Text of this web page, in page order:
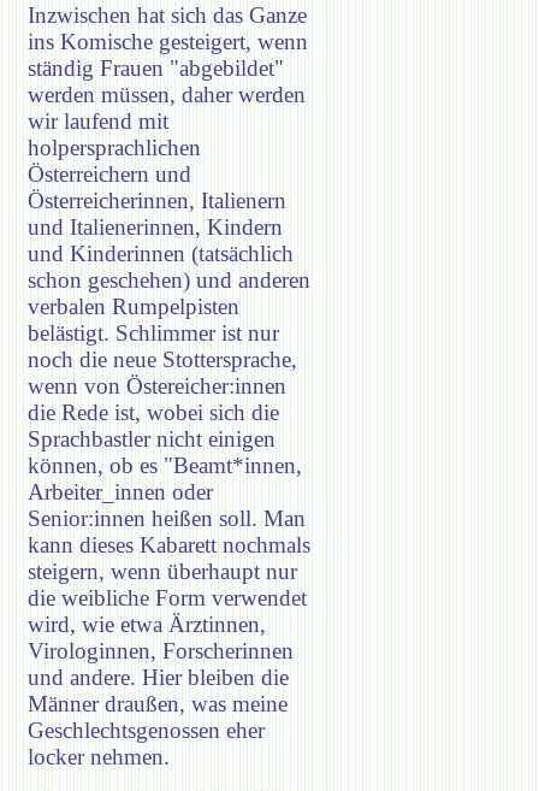
Inzwischen hat sich das Ganze
ins Komische gesteigert, wenn
ständig Frauen "abgebildet"
werden müssen, daher werden
wir laufend mit
holpersprachlichen
Österreichern und
Österreicherinnen, Italienern
und Italienerinnen, Kindern
und Kinderinnen (tatsächlich
schon geschehen) und anderen
verbalen Rumpelpisten
belästigt. Schlimmer ist nur
noch die neue Stottersprache,
wenn von Östereicher:innen
die Rede ist, wobei sich die
Sprachbastler nicht einigen
können, ob es "Beamt*innen,
Arbeiter_innen oder
Senior:innen heißen soll. Man
kann dieses Kabarett nochmals
steigern, wenn überhaupt nur
die weibliche Form verwendet
wird, wie etwa Ärztinnen,
Virologinnen, Forscherinnen
und andere. Hier bleiben die
Männer draußen, was meine
Geschlechtsgenossen eher
locker nehmen.